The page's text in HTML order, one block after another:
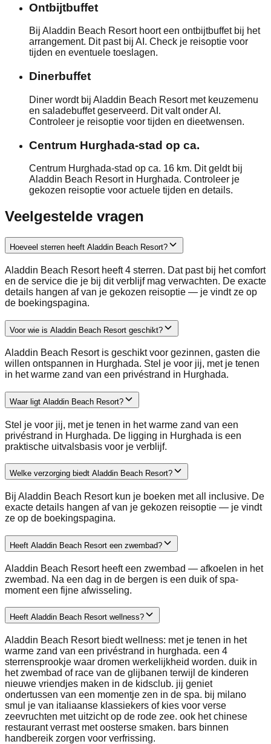
Ontbijtbuffet
Bij Aladdin Beach Resort hoort een ontbijtbuffet bij het
arrangement. Dit past bij AI. Check je reisoptie voor
tijden en eventuele toeslagen.
Dinerbuffet
Diner wordt bij Aladdin Beach Resort met keuzemenu
en saladebuffet geserveerd. Dit valt onder AI.
Controleer je reisoptie voor tijden en dieetwensen.
Centrum Hurghada-stad op ca.
Centrum Hurghada-stad op ca. 16 km. Dit geldt bij
Aladdin Beach Resort in Hurghada. Controleer je
gekozen reisoptie voor actuele tijden en details.
Veelgestelde vragen
Hoeveel sterren heeft Aladdin Beach Resort?
Aladdin Beach Resort heeft 4 sterren. Dat past bij het comfort
en de service die je bij dit verblijf mag verwachten. De exacte
details hangen af van je gekozen reisoptie — je vindt ze op
de boekingspagina.
Voor wie is Aladdin Beach Resort geschikt?
Aladdin Beach Resort is geschikt voor gezinnen, gasten die
willen ontspannen in Hurghada. Stel je voor jij, met je tenen
in het warme zand van een privéstrand in Hurghada.
Waar ligt Aladdin Beach Resort?
Stel je voor jij, met je tenen in het warme zand van een
privéstrand in Hurghada. De ligging in Hurghada is een
praktische uitvalsbasis voor je verblijf.
Welke verzorging biedt Aladdin Beach Resort?
Bij Aladdin Beach Resort kun je boeken met all inclusive. De
exacte details hangen af van je gekozen reisoptie — je vindt
ze op de boekingspagina.
Heeft Aladdin Beach Resort een zwembad?
Aladdin Beach Resort heeft een zwembad — afkoelen in het
zwembad. Na een dag in de bergen is een duik of spa-
moment een fijne afwisseling.
Heeft Aladdin Beach Resort wellness?
Aladdin Beach Resort biedt wellness: met je tenen in het
warme zand van een privéstrand in hurghada. een 4
sterrensprookje waar dromen werkelijkheid worden. duik in
het zwembad of race van de glijbanen terwijl de kinderen
nieuwe vriendjes maken in de kidsclub. jij geniet
ondertussen van een momentje zen in de spa. bij milano
smul je van italiaanse klassiekers of kies voor verse
zeevruchten met uitzicht op de rode zee. ook het chinese
restaurant verrast met oosterse smaken. bars binnen
handbereik zorgen voor verfrissing.